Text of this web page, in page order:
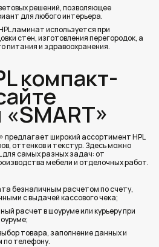
решений, позволяющее
для любого интерьера.
ламинат используется при
стен, изготовления перегородок, а
питания и здравоохранения.
компакт-
широкий ассортимент HPL
оттенков и текстур. Здесь можно
для самых разных задач: от
мебели и отделочных работ.
безналичным расчетом по счету,
с выдачей кассового чека;
расчет в шоуруме или курьеру при
товара, заполнение данных и
телефону.